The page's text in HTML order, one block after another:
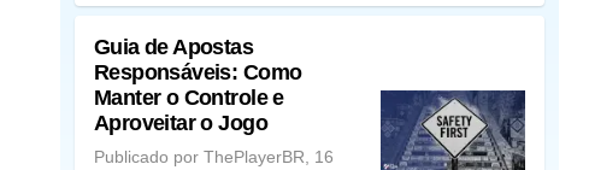
Guia de Apostas
Responsáveis: Como
Manter o Controle e
Aproveitar o Jogo
Publicado por ThePlayerBR, 16